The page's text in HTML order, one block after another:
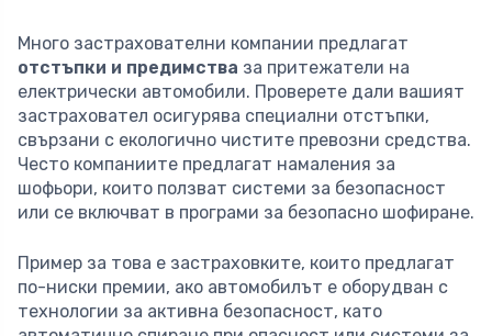
Много застрахователни компании предлагат
отстъпки и предимства за притежатели на
електрически автомобили. Проверете дали вашият
застраховател осигурява специални отстъпки,
свързани с екологично чистите превозни средства.
Често компаниите предлагат намаления за
шофьори, които ползват системи за безопасност
или се включват в програми за безопасно шофиране.
Пример за това е застраховките, които предлагат
по-ниски премии, ако автомобилът е оборудван с
технологии за активна безопасност, като